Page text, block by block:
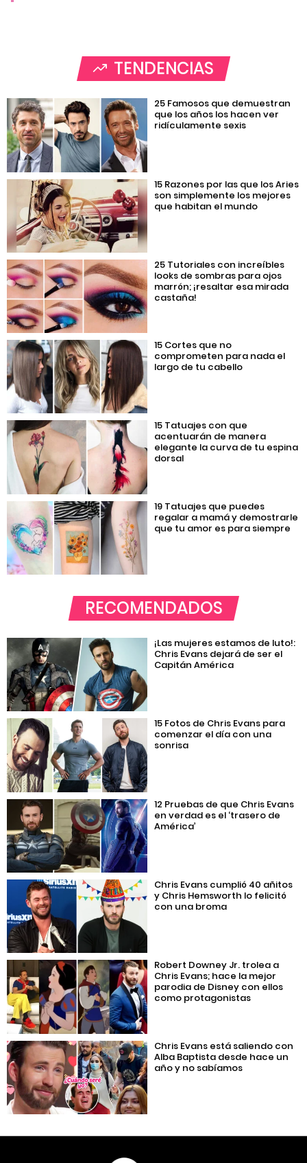
TENDENCIAS
25 Famosos que demuestran
que los años los hacen ver
ridículamente sexis
15 Razones por las que los Aries
son simplemente los mejores
que habitan el mundo
25 Tutoriales con increíbles
looks de sombras para ojos
marrón; ¡resaltar esa mirada
castaña!
15 Cortes que no
comprometen para nada el
largo de tu cabello
15 Tatuajes con que
acentuarán de manera
elegante la curva de tu espina
dorsal
19 Tatuajes que puedes
regalar a mamá y demostrarle
que tu amor es para siempre
RECOMENDADOS
¡Las mujeres estamos de luto!:
Chris Evans dejará de ser el
Capitán América
15 Fotos de Chris Evans para
comenzar el día con una
sonrisa
12 Pruebas de que Chris Evans
en verdad es el ‘trasero de
América’
Chris Evans cumplió 40 añitos
y Chris Hemsworth lo felicitó
con una broma
Robert Downey Jr. trolea a
Chris Evans; hace la mejor
parodia de Disney con ellos
como protagonistas
Chris Evans está saliendo con
Alba Baptista desde hace un
año y no sabíamos